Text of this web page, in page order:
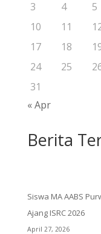
3
4 5
10
11
17
18
24
25
31
« Apr
Berita
Siswa MA AABS
Ajang ISRC 2026
April 27, 2026